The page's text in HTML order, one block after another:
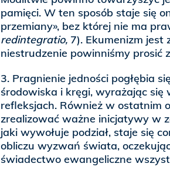
pamięci. W ten sposób staje się
przemiany», bez której nie ma
redintegratio, 7). Ekumenizm jest
niestrudzenie powinniśmy prosić
3. Pragnienie jedności pogłębia
środowiska i kręgi, wyrażając się
refleksjach. Również w ostatnim
zrealizować ważne inicjatywy w
jaki wywołuje podział, staje się
obliczu wyzwań świata,
świadectwo ewangeliczne